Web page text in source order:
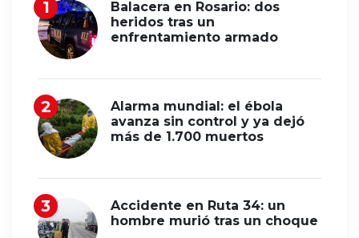
Balacera en Rosario: dos
heridos tras un
enfrentamiento armado
Alarma mundial: el ébola
avanza sin control y ya dejó
más de 1.700 muertos
Accidente en Ruta 34: un
hombre murió tras un choque